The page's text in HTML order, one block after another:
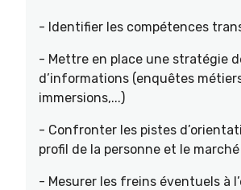
- Identifier les compétences
- Mettre en place une stratégie
d’informations (enquêtes
immersions,...)
- Confronter les pistes
profil de la personne et le
- Mesurer les freins éventuels à